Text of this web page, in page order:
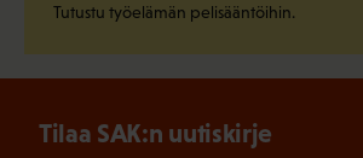
Tutustu työelämän pelisääntöihin.
Tilaa SAK:n uutiskirje